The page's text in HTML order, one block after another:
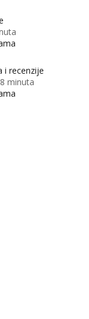
i recenzije
minuta